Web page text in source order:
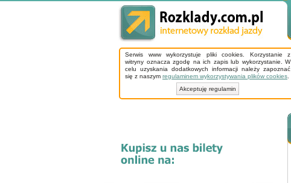
Serwis www wykorzystuje pliki cookies. Korzystanie z
witryny oznacza zgodę na ich zapis lub wykorzystanie. W
celu uzyskania dodatkowych informacji należy zapoznać
się z naszym regulaminem wykorzystywania plików cookies
Akceptuję regulamin